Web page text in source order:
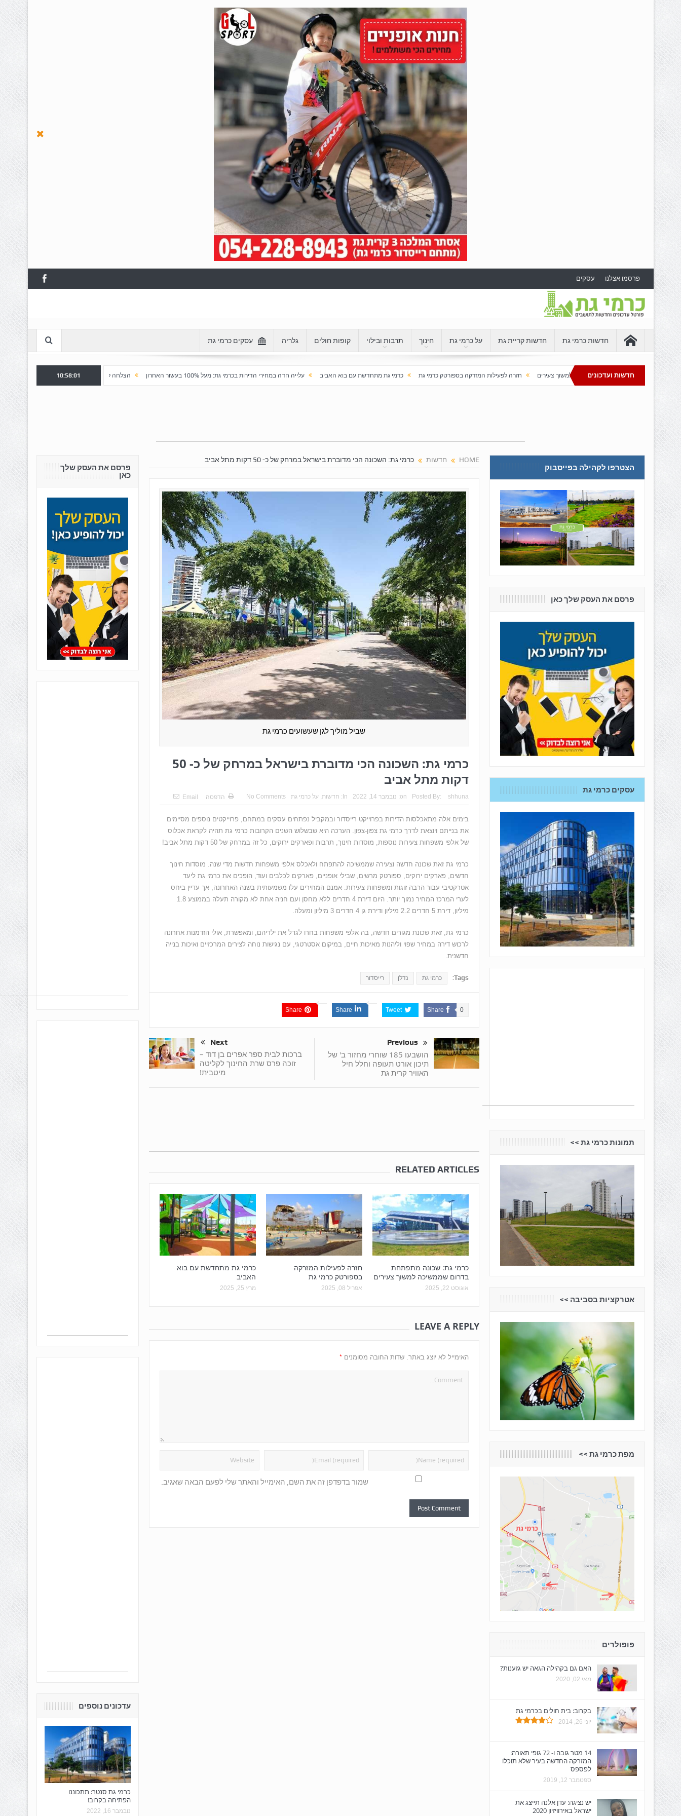
פרסמו אצלנו עסקים
חדשות כרמי גת חדשות קריית גת על כרמי גת חינוך תרבות ובילוי קופות חולים גלריה עסקים כרמי גת
חדשות ועדכונים
בדרום שממשיכה למשוך צעירים חזרה לפעילות המזרקה בספורטק כרמי גת כרמי גת מתחדשת עם בוא האביב עלייה חדה במחירי הדירות בכרמי גת: מעל 100% בעשור האחרון הצלחה לשלב א' ברובע "כרמי הפארק": נפתח שלב ב' למכירה
10:58:02
HOME חדשות כרמי גת: השכונה הכי מדוברת בישראל במרחק של כ- 50 דקות מתל אביב
שביל מוליך לגן שעשועים כרמי גת
כרמי גת: השכונה הכי מדוברת בישראל במרחק של כ- 50
דקות מתל אביב
Posted By: shhuna
on: נובמבר 14, 2022 In: חדשות, על כרמי גת No Comments הדפסה Email
בימים אלה מתאכלסות הדירות בפרוייקט רייסדור ובמקביל נפתחים עסקים במתחם, פרוייקטים נוספים מסיימים
את בנייתם ויוצאת לדרך כרמי גת צפון-צפון. הערכה היא שבשלוש השנים הקרובות כרמי גת תהיה לקראת אכלוס
של אלפי משפחות צעירות נוספות, מוסדות חינוך, תרבות ופארקים ירוקים, כל זה במרחק של 50 דקות מתל אביב!
כרמי גת זאת שכונה חדשה וצעירה שממשיכה להתפתח ולאכלס אלפי משפחות חדשות מדי שנה. מוסדות חינוך
חדשים, פארקים ירוקים, ספורטק מרשים, שבילי אופניים, פארקים לכלבים ועוד, הופכים את כרמי גת ליעד
אטרקטיבי עבור הרבה זוגות ומשפחות צעירות. אמנם המחירים עלו משמעותית בשנה האחרונה, אך עדיין ביחס
לערי המרכז המחיר נמוך יותר. היום דירת 4 חדרים ללא מחסן ועם חניה אחת לא מקורה תעלה בממוצע 1.8
מיליון, דירת 5 חדרים 2.2 מיליון ודירת גן 4 חדרים 3 מיליון ומעלה.
כרמי גת, זאת שכונת מגורים חדשה, בה אלפי משפחות בחרו לגדל את ילדיהם, ומאפשרת, אולי הזדמנות אחרונה
לרכוש דירה במחיר שפוי וליהנות מאיכות חיים, במיקום אסטרטגי, עם נגישות נוחה לצירים המרכזיים ואיכות בנייה
חדשנית.
Tags: כרמי גת נדלן רייסדור
Share 0
Tweet
Share
Share
Previous
הושבעו 185 שוחרי מחזור ב' של
תיכון אורט תעופה וחלל חיל
האוויר קרית גת
Next
ברכות לבית ספר אפרים בן דוד –
זוכה פרס שרת החינוך לקליטה
מיטבית!
RELATED ARTICLES
כרמי גת: שכונה מתפתחת
בדרום שממשיכה למשוך צעירים
אוגוסט 22, 2025
חזרה לפעילות המזרקה
בספורטק כרמי גת
אפריל 08, 2025
כרמי גת מתחדשת עם בוא
האביב
מרץ 25, 2025
LEAVE A REPLY
האימייל לא יוצג באתר. שדות החובה מסומנים*
שמור בדפדפן זה את השם, האימייל והאתר שלי לפעם הבאה שאגיב.
פרסם את העסק שלך
כאן
עדכונים נוספים
כרמי גת סנטר: תתכוננו
הפתיחה בקרוב!
נובמבר 16, 2022
הצטרפו לקהילה בפייסבוק
פרסם את העסק שלך כאן
עסקים כרמי גת
תמונות כרמי גת <<
אטרקציות בסביבה <<
מפת כרמי גת <<
פופולרים
האם גם בקהילה הגאה יש גזענות?
מאי 02, 2020
בקרוב: בית חולים בכרמי גת
יוני 26, 2014
14 מטר גובה ו- 72 גופי תאורה:
המזרקה החדשה בעיר שלא תוכלו
לפספס
ספטמבר 12, 2019
יש נציגה: עדן אלנה תייצג את
ישראל באירוויזיון 2020